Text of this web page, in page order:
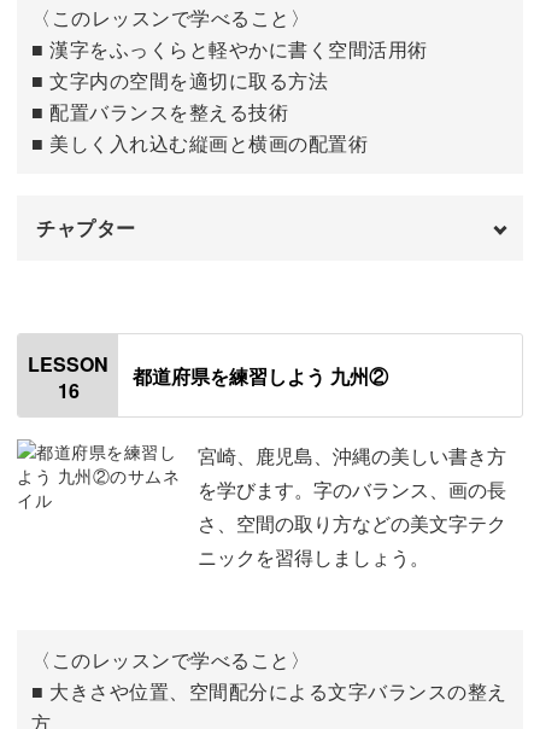
〈このレッスンで学べること〉
■ 漢字をふっくらと軽やかに書く空間活用術
■ 文字内の空間を適切に取る方法
■ 配置バランスを整える技術
■ 美しく入れ込む縦画と横画の配置術
チャプター
「福岡」
「佐賀」
「長崎」 10:05
15:11
LESSON
16
都道府県を練習しよう 九州②
宮崎、鹿児島、沖縄の美しい書き方
を学びます。字のバランス、画の長
さ、空間の取り方などの美文字テク
ニックを習得しましょう。
〈このレッスンで学べること〉
■ 大きさや位置、空間配分による文字バランスの整え
方